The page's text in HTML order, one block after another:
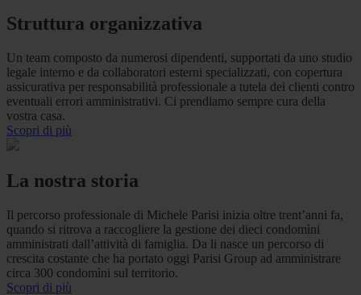
Struttura organizzativa
Un team composto da numerosi dipendenti, supportati da uno studio
legale interno e da collaboratori esterni specializzati, con copertura
assicurativa per responsabilità professionale a tutela dei clienti contro
eventuali errori amministrativi. Ci prendiamo sempre cura della
vostra casa.
Scopri di più
La nostra storia
Il percorso professionale di Michele Parisi inizia oltre trent’anni fa,
quando si ritrova a raccogliere la gestione dei dieci condomìni
amministrati dall’attività di famiglia. Da li nasce un percorso di
crescita costante che ha portato oggi Parisi Group ad amministrare
circa 300 condomìni sul territorio.
Scopri di più